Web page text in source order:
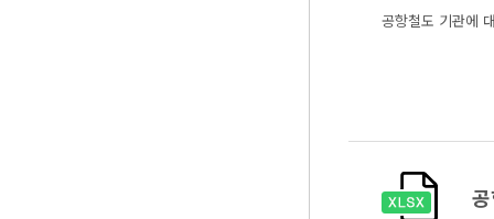
공항철도 기관에